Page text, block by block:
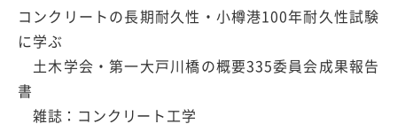
コンクリートの長期耐久性・小樽港100年耐久性試験
に学ぶ
土木学会・第一大戸川橋の概要335委員会成果報告
書
雑誌：コンクリート工学